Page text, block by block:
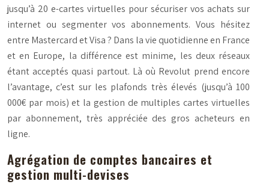
jusqu’à 20 e-cartes virtuelles pour sécuriser vos achats sur
internet ou segmenter vos abonnements. Vous hésitez
entre Mastercard et Visa ? Dans la vie quotidienne en France
et en Europe, la différence est minime, les deux réseaux
étant acceptés quasi partout. Là où Revolut prend encore
l’avantage, c’est sur les plafonds très élevés (jusqu’à 100
000€ par mois) et la gestion de multiples cartes virtuelles
par abonnement, très appréciée des gros acheteurs en
ligne.
Agrégation de comptes bancaires et
gestion multi-devises